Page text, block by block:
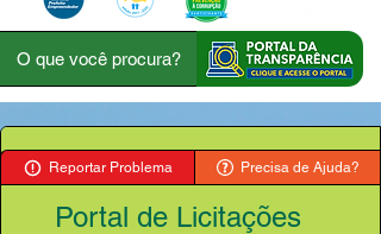
Reportar Problema Precisa de Ajuda?
Portal de Licitações